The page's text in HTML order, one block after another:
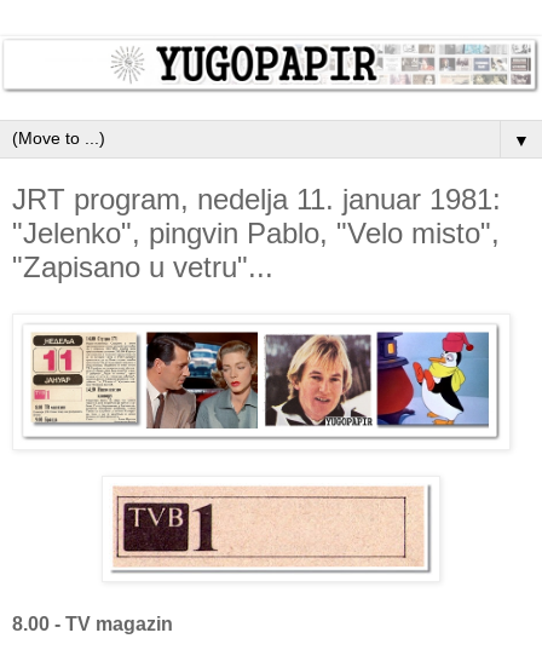
▼
JRT program, nedelja 11. januar 1981:
"Jelenko", pingvin Pablo, "Velo misto",
"Zapisano u vetru"...
8.00 - TV magazin